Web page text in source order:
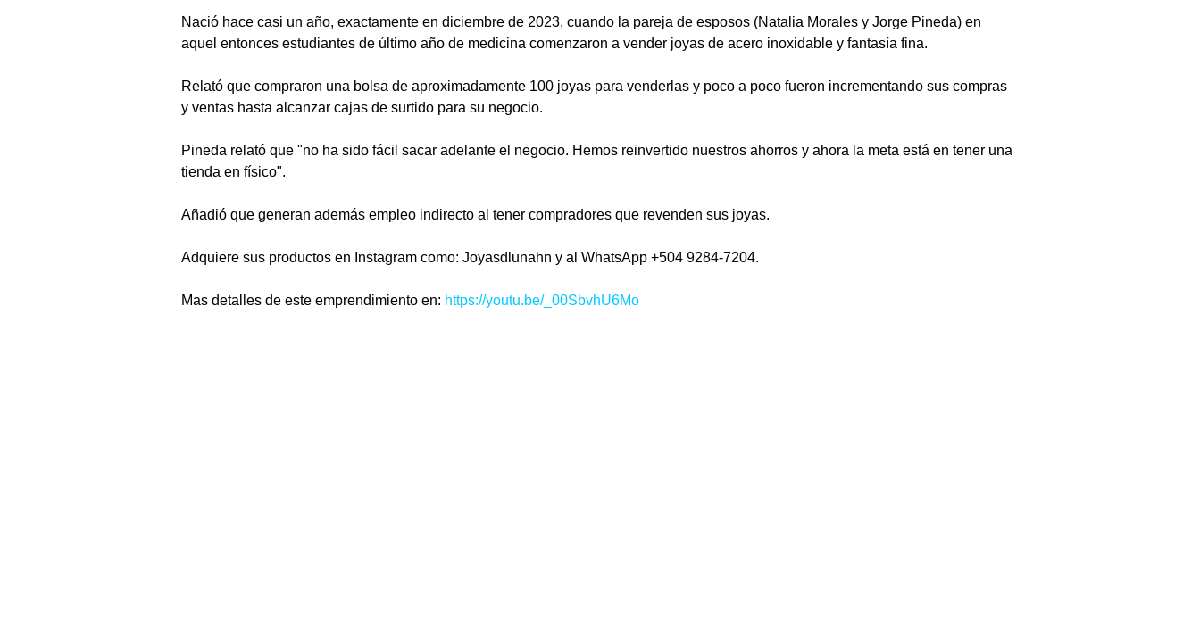
Nació hace casi un año, exactamente en diciembre de 2023, cuando la pareja de esposos (Natalia Morales y Jorge Pineda) en
aquel entonces estudiantes de último año de medicina comenzaron a vender joyas de acero inoxidable y fantasía fina.
Relató que compraron una bolsa de aproximadamente 100 joyas para venderlas y poco a poco fueron incrementando sus compras
y ventas hasta alcanzar cajas de surtido para su negocio.
Pineda relató que "no ha sido fácil sacar adelante el negocio. Hemos reinvertido nuestros ahorros y ahora la meta está en tener una
tienda en físico".
Añadió que generan además empleo indirecto al tener compradores que revenden sus joyas.
Adquiere sus productos en Instagram como: Joyasdlunahn y al WhatsApp +504 9284-7204.
Mas detalles de este emprendimiento en: https://youtu.be/_00SbvhU6Mo